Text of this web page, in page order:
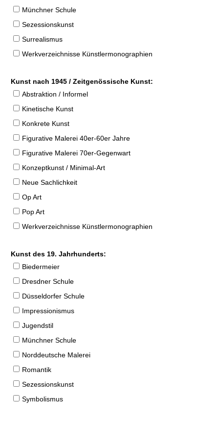
Münchner Schule
Sezessionskunst
Surrealismus
Werkverzeichnisse Künstlermonographien
Kunst nach 1945 / Zeitgenössische Kunst:
Abstraktion / Informel
Kinetische Kunst
Konkrete Kunst
Figurative Malerei 40er-60er Jahre
Figurative Malerei 70er-Gegenwart
Konzeptkunst / Minimal-Art
Neue Sachlichkeit
Op Art
Pop Art
Werkverzeichnisse Künstlermonographien
Kunst des 19. Jahrhunderts:
Biedermeier
Dresdner Schule
Düsseldorfer Schule
Impressionismus
Jugendstil
Münchner Schule
Norddeutsche Malerei
Romantik
Sezessionskunst
Symbolismus